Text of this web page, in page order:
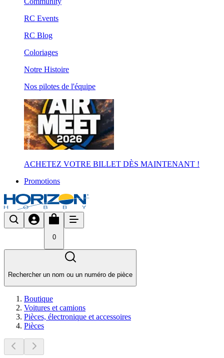
RC Events
RC Blog
Coloriages
Notre Histoire
Nos pilotes de l'équipe
ACHETEZ VOTRE BILLET DÈS MAINTENANT !
Promotions
0
Rechercher un nom ou un numéro de pièce
Boutique
Voitures et camions
Pièces, électronique et accessoires
Pièces